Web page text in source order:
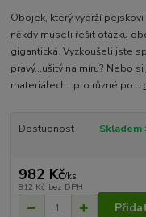
Obojek, který vydrží
někdy museli řešit otázku
gigantická. Vyzkoušeli jste
pravý...ušitý na míru? Nebo
materiálech...pro různé po...
Dostupnost Skladem
982 Kč/ks
812 Kč bez DPH